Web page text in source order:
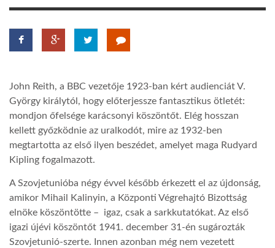
TROPICALMAGAZIN
AFRIKA TUDÁSTÁR
A NAP SZÉPE
LINKTR.EE
GLOBOZSARU
John Reith, a BBC vezetője 1923-ban kért audienciát V.
György királytól, hogy előterjessze fantasztikus ötletét:
mondjon őfelsége karácsonyi köszöntőt. Elég hosszan
kellett győzködnie az uralkodót, mire az 1932-ben
megtartotta az első ilyen beszédet, amelyet maga Rudyard
Kipling fogalmazott.
A Szovjetunióba négy évvel később érkezett el az újdonság,
amikor Mihail Kalinyin, a Központi Végrehajtó Bizottság
elnöke köszöntötte – igaz, csak a sarkkutatókat. Az első
igazi újévi köszöntőt 1941. december 31-én sugározták
Szovjetunió-szerte. Innen azonban még nem vezetett